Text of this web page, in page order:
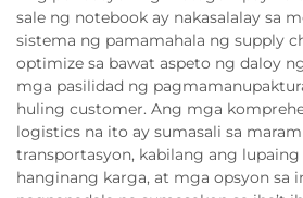
sale ng notebook ay nakasalalay sa
sistema ng pamamahala ng supply
optimize sa bawat aspeto ng daloy
mga pasilidad ng
huling customer. Ang mga
logistics na ito ay sumasali sa
transportasyon, kabilang ang lupaing
hanginang karga, at mga opsyon sa